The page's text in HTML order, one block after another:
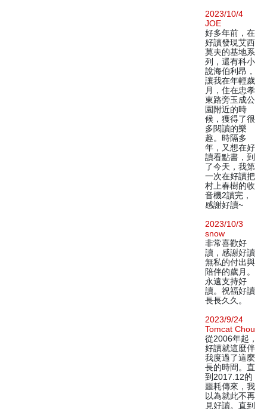
2023/10/4
JOE
好多年前，在
好讀發現艾西
莫夫的基地系
列，還有科小
說海伯利昂，
讓我在年輕歲
月，住在忠孝
東路旁玉成公
園附近的時
候，獲得了很
多閱讀的樂
趣。時隔多
年，又想在好
讀看點書，到
了今天，我第
一次在好讀把
村上春樹的收
音機2讀完，
感謝好讀~
2023/10/3
snow
非常喜歡好
讀，感謝好讀
無私的付出與
陪伴的歲月。
永遠支持好
讀。祝福好讀
長長久久。
2023/9/24
Tomcat Chou
從2006年起，
好讀就這麼伴
我度過了這麼
長的時間。直
到2017.12的
噩耗傳來，我
以為就此不再
見好讀。直到